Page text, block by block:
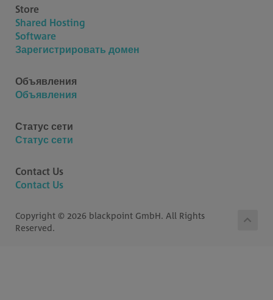
Store
Shared Hosting
Software
Зарегистрировать домен
Объявления
Объявления
Статус сети
Статус сети
Contact Us
Contact Us
Copyright © 2026 blackpoint GmbH. All Rights
Reserved.